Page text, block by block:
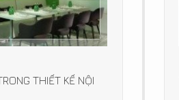
THIẾT KẾ NỘI